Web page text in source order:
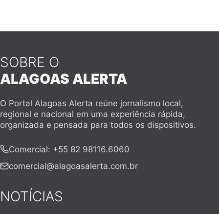
SOBRE O
ALAGOAS ALERTA
O Portal Alagoas Alerta reúne jornalismo local,
regional e nacional em uma experiência rápida,
organizada e pensada para todos os dispositivos.
Comercial: +55 82 98116.6060
comercial@alagoasalerta.com.br
NOTÍCIAS